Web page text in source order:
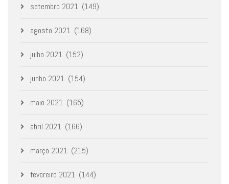
setembro 2021 (149)
agosto 2021 (168)
julho 2021 (152)
junho 2021 (154)
maio 2021 (165)
abril 2021 (166)
março 2021 (215)
fevereiro 2021 (144)